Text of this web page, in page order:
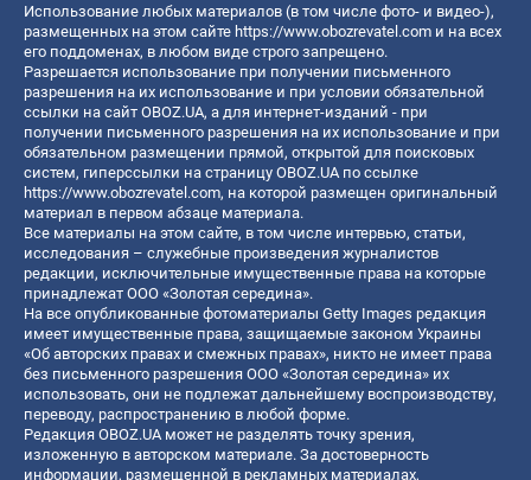
Использование любых материалов (в том числе фото- и видео-),
размещенных на этом сайте https://www.obozrevatel.com и на всех
его поддоменах, в любом виде строго запрещено.
Разрешается использование при получении письменного
разрешения на их использование и при условии обязательной
ссылки на сайт OBOZ.UA, а для интернет-изданий - при
получении письменного разрешения на их использование и при
обязательном размещении прямой, открытой для поисковых
систем, гиперссылки на страницу OBOZ.UA по ссылке
https://www.obozrevatel.com, на которой размещен оригинальный
материал в первом абзаце материала.
Все материалы на этом сайте, в том числе интервью, статьи,
исследования – служебные произведения журналистов
редакции, исключительные имущественные права на которые
принадлежат ООО «Золотая середина».
На все опубликованные фотоматериалы Getty Images редакция
имеет имущественные права, защищаемые законом Украины
«Об авторских правах и смежных правах», никто не имеет права
без письменного разрешения ООО «Золотая середина» их
использовать, они не подлежат дальнейшему воспроизводству,
переводу, распространению в любой форме.
Редакция OBOZ.UA может не разделять точку зрения,
изложенную в авторском материале. За достоверность
информации, размещенной в рекламных материалах,